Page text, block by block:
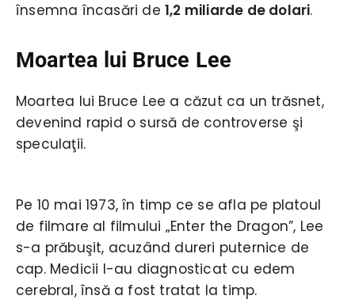
însemna încasări de 1,2 miliarde de dolari.
Moartea lui Bruce Lee
Moartea lui Bruce Lee a căzut ca un trăsnet,
devenind rapid o sursă de controverse şi
speculaţii.
Pe 10 mai 1973, în timp ce se afla pe platoul
de filmare al filmului „Enter the Dragon”, Lee
s-a prăbuşit, acuzând dureri puternice de
cap. Medicii l-au diagnosticat cu edem
cerebral, însă a fost tratat la timp.